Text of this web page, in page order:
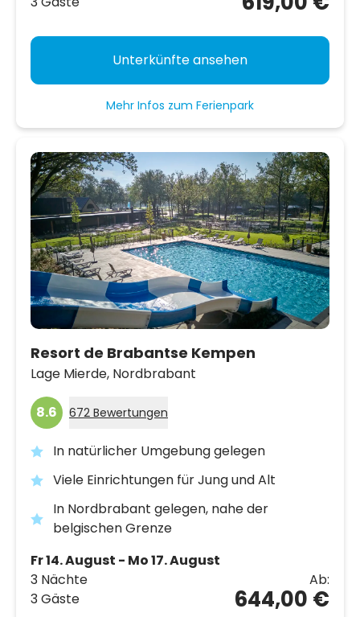
Unterkünfte ansehen
Mehr Infos zum Ferienpark
Resort de Brabantse Kempen
Lage Mierde, Nordbrabant
8.6 672 Bewertungen
In natürlicher Umgebung gelegen
Viele Einrichtungen für Jung und Alt
In Nordbrabant gelegen, nahe der
belgischen Grenze
Fr 14. August - Mo 17. August
3 Nächte
3 Gäste
Ab:
644,00 €